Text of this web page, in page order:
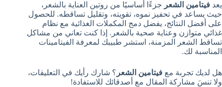
يعد فيتامين الشعر جزءًا أساسيًا من روتين العناية بالشعر،
حيث يساعد في تحفيز نموه، تقويته، وتقليل تساقطه. للحصول
على أفضل النتائج، يفضل دمج المكملات الغذائية مع نظام
غذائي متوازن وعناية صحية بالشعر. إذا كنت تعاني من مشاكل
تساقط الشعر المزمنة، استشر طبيبك لمعرفة الفيتامينات
المناسبة لك.
هل لديك تجربة مع فيتامين الشعر ؟ شارك رأيك في التعليقات،
ولا تنسَ مشاركة المقال مع أصدقائك للاستفادة!